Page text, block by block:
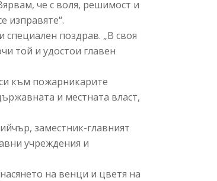
че с воля, решимост и
изправяте“.
поздрав. „В своя
той и удостои главен
към пожарникарите
и местната власт,
заместник-главният
учреждения и
на венци и цветя на